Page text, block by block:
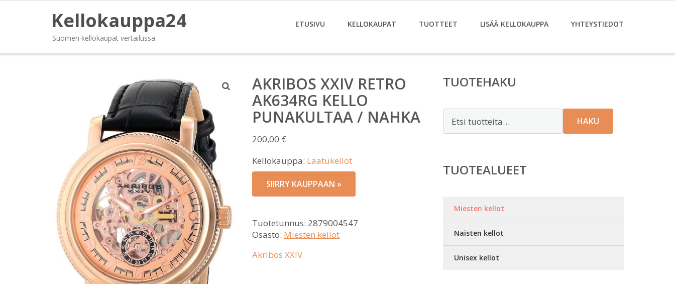
Kellokauppa24
Suomen kellokaupat vertailussa
ETUSIVU KELLOKAUPAT TUOTTEET LISÄÄ KELLOKAUPPA YHTEYSTIEDOT
AKRIBOS XXIV RETRO
AK634RG KELLO
PUNAKULTAA / NAHKA
200,00 €
Kellokauppa: Laatukellot
SIIRRY KAUPPAAN »
Tuotetunnus: 2879004547
Osasto: Miesten kellot
Akribos XXIV
TUOTEHAKU
HAKU
TUOTEALUEET
Miesten kellot
Naisten kellot
Unisex kellot